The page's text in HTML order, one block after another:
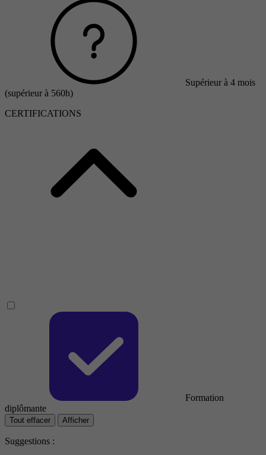
Supérieur à 4 mois
(supérieur à 560h)
CERTIFICATIONS
Formation
diplômante
Tout effacer Afficher
Suggestions :